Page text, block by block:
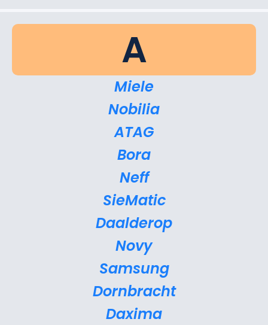
A
Miele
Nobilia
ATAG
Bora
Neff
SieMatic
Daalderop
Novy
Samsung
Dornbracht
Daxima